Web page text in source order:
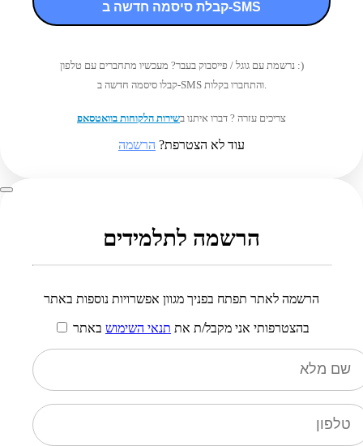
קבלת סיסמה חדשה ב-SMS
נרשמת עם גוגל / פייסבוק בעבר? מעכשיו מתחברים עם טלפון :)
קבלו סיסמה חדשה ב-SMS והתחברו בקלות.
צריכים עזרה ? דברו איתנו בשירות הלקוחות בוואטסאפ
עוד לא הצטרפת? הרשמה
הרשמה לתלמידים
הרשמה לאתר תפתח בפניך מגוון אפשרויות נוספות באתר
בהצטרפותי אני מקבל/ת את תנאי השימוש באתר